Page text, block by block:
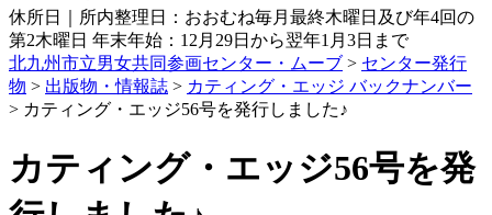
休所日｜所内整理日：おおむね毎月最終木曜日及び年4回の
第2木曜日 年末年始：12月29日から翌年1月3日まで
北九州市立男女共同参画センター・ムーブ > センター発行
物 > 出版物・情報誌 > カティング・エッジ バックナンバー
> カティング・エッジ56号を発行しました♪
カティング・エッジ56号を発